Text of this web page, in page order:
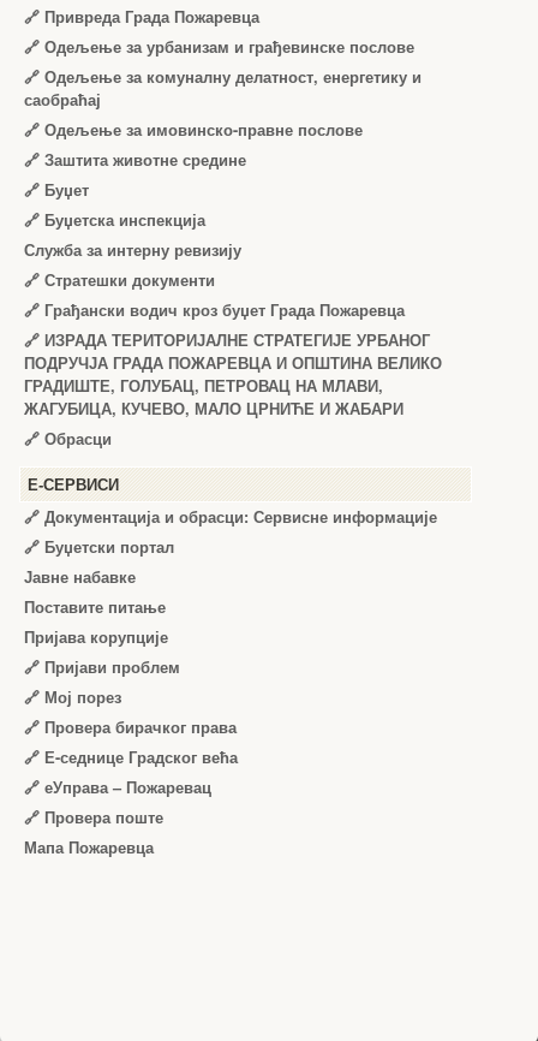
🔗 Привреда Града Пожаревца
🔗 Одељење за урбанизам и грађевинске послове
🔗 Одељење за комуналну делатност, енергетику и
саобраћај
🔗 Одељење за имовинско-правне послове
🔗 Заштита животне средине
🔗 Буџет
🔗 Буџетска инспекција
Служба за интерну ревизију
🔗 Стратешки документи
🔗 Грађански водич кроз буџет Града Пожаревца
🔗 ИЗРАДА ТЕРИТОРИЈАЛНЕ СТРАТЕГИЈЕ УРБАНОГ
ПОДРУЧЈА ГРАДА ПОЖАРЕВЦА И ОПШТИНА ВЕЛИКО
ГРАДИШТЕ, ГОЛУБАЦ, ПЕТРОВАЦ НА МЛАВИ,
ЖАГУБИЦА, КУЧЕВО, МАЛО ЦРНИЋЕ И ЖАБАРИ
🔗 Обрасци
Е-СЕРВИСИ
🔗 Документација и обрасци: Сервисне информације
🔗 Буџетски портал
Јавне набавке
Поставите питање
Пријава корупције
🔗 Пријави проблем
🔗 Мој порез
🔗 Провера бирачког права
🔗 Е-седнице Градског већа
🔗 еУправа – Пожаревац
🔗 Провера поште
Мапа Пожаревца